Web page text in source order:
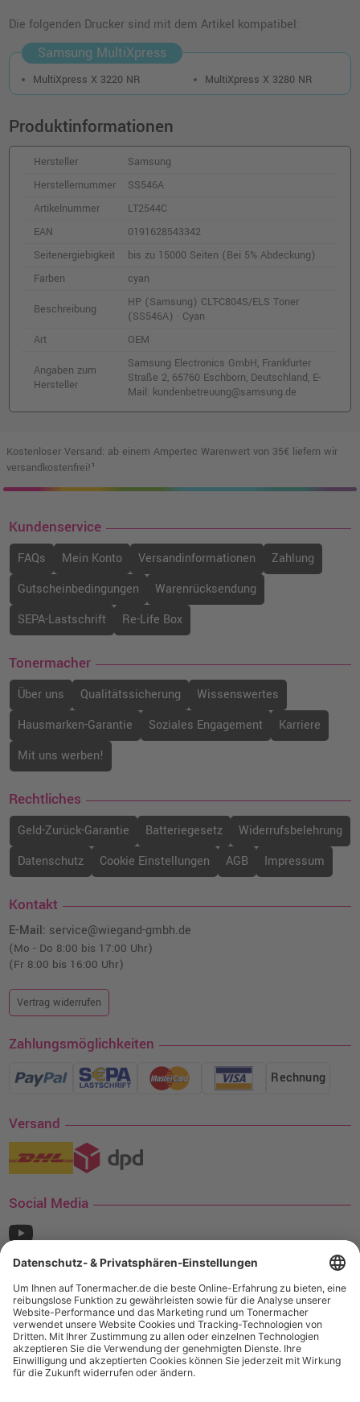
Die folgenden Drucker sind mit dem Artikel kompatibel:
Samsung MultiXpress
MultiXpress X 3220 NR MultiXpress X 3280 NR
Produktinformationen
Hersteller
Samsung
Herstellernummer
SS546A
Artikelnummer
LT2544C
EAN
0191628543342
Seitenergiebigkeit
bis zu 15000 Seiten (Bei 5% Abdeckung)
Farben
cyan
Beschreibung
HP (Samsung) CLT-C804S/ELS Toner
(SS546A) · Cyan
Art
OEM
Angaben zum
Hersteller
Samsung Electronics GmbH, Frankfurter
Straße 2, 65760 Eschborn, Deutschland, E-
Mail: kundenbetreuung@samsung.de
Kostenloser Versand: ab einem Ampertec Warenwert von 35€ liefern wir
versandkostenfrei!¹
Kundenservice
FAQs Mein Konto Versandinformationen
Zahlung
Gutscheinbedingungen
Warenrücksendung
SEPA-Lastschrift
Re-Life Box
Tonermacher
Über uns Qualitätssicherung
Wissenswertes
Hausmarken-Garantie
Soziales Engagement
Karriere
Mit uns werben!
Rechtliches
Geld-Zurück-Garantie Batteriegesetz
Widerrufsbelehrung
Datenschutz
Cookie Einstellungen AGB Impressum
Kontakt
E-Mail: service@wiegand-gmbh.de
(Mo - Do 8:00 bis 17:00 Uhr)
(Fr 8:00 bis 16:00 Uhr)
Vertrag widerrufen
Zahlungsmöglichkeiten
Rechnung
Versand
Social Media
¹ Nur gültig für den Versand innerhalb Deutschlands. Befindet sich ein Warenwert
von mindestens 35€ (inkl. Mwst.) an Ampertec Artikeln in Ihrem Warenkorb, ist der
Versand für Sie kostenfrei.